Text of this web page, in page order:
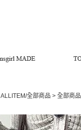
ALLITEM/全部商品 > 全部商品